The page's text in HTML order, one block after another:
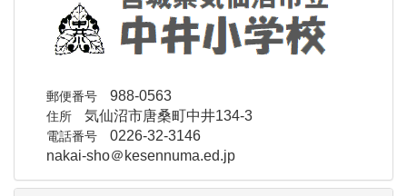
郵便番号 988-0563
住所 気仙沼市唐桑町中井134-3
電話番号 0226-32-3146
nakai-sho＠kesennuma.ed.jp